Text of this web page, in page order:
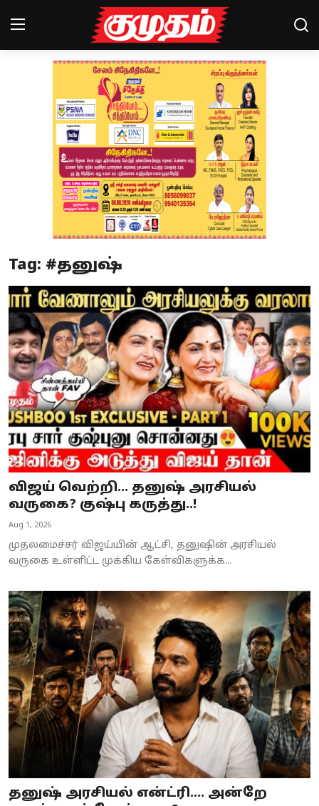
Magazines
Special Story
Business
Crime
Tamilnadu
National
World
Astrology
Spirituality
Weather
Politics
Tag: #தனுஷ்
விஜய் வெற்றி... தனுஷ் அரசியல்
வருகை? குஷ்பு கருத்து..!
Aug 1, 2026
முதலமைச்சர் விஜய்யின் ஆட்சி, தனுஷின் அரசியல்
வருகை உள்ளிட்ட முக்கிய கேள்விகளுக்க...
தனுஷ் அரசியல் என்ட்ரி.... அன்றே